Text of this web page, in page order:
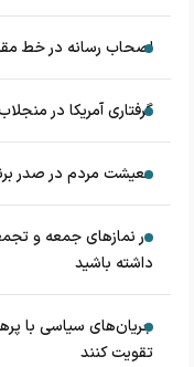
اصحاب رسانه در خط
گرفتاری آمریکا در
معیشت مردم در صدر
در نماز‌های جمعه و
داشته باشید
جریان‌های سیاسی با
تقویت کنند